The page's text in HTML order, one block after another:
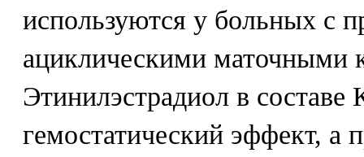
используются у больных с
ациклическими маточными
Этинилэстрадиол в
гемостатический эффект, а